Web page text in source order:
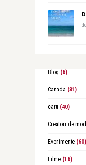
de
Blog (6)
Canada (31)
carti (40)
Creatori de
Evenimente(60)
Filme(16)